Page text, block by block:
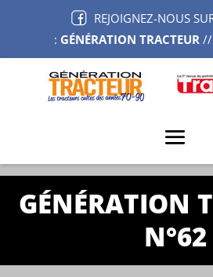
REJOIGNEZ-NOUS
: GÉNÉRATION TRACTEUR//
GÉNÉRATION
N°62